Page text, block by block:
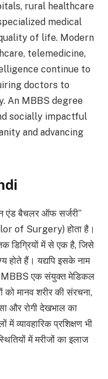
rural healthcare
medical
of life. Modern
telemedicine,
continue to
doctors to
An MBBS degree
socially impactful
and advancing
एंड बैचलर ऑफ सर्जरी”
of Surgery) होता है।
डिग्रियों में से एक है, जिसे
होते हैं। यद्यपि इसके नाम
MBBS एक संयुक्त मेडिकल
को मानव शरीर की संरचना,
और रोगी देखभाल का
में व्यावहारिक प्रशिक्षण भी
में मरीजों का इलाज